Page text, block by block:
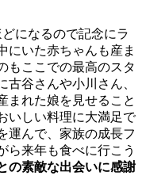
になるので記念にラ
にいた赤ちゃんも産ま
もここでの最高のスタ
谷さんや小川さん、
まれた娘を見せること
いしい料理に大満足で
運んで、家族の成長フ
ら来年も食べに行こう
の素敵な出会いに感謝